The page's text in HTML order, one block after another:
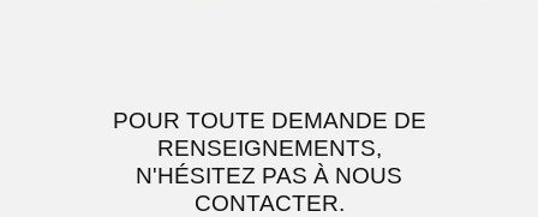
POUR TOUTE DEMANDE DE
RENSEIGNEMENTS,
N'HÉSITEZ PAS À NOUS
CONTACTER.